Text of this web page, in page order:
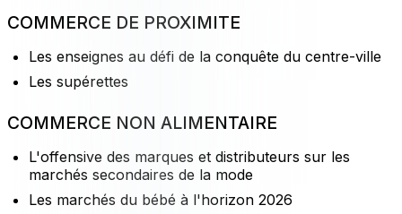
COMMERCE DE PROXIMITE
Les enseignes au défi de la conquête du centre-ville
Les supérettes
COMMERCE NON ALIMENTAIRE
L'offensive des marques et distributeurs sur les
marchés secondaires de la mode
Les marchés du bébé à l'horizon 2026